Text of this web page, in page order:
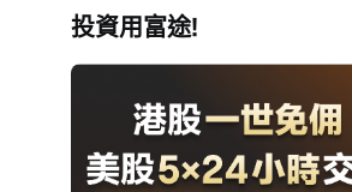
投資用富途!